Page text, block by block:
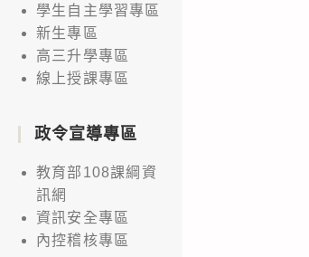
學生自主學習專區
新生專區
高三升學專區
線上授課專區
政令宣導專區
教育部108課綱資
訊網
資訊安全專區
內控稽核專區